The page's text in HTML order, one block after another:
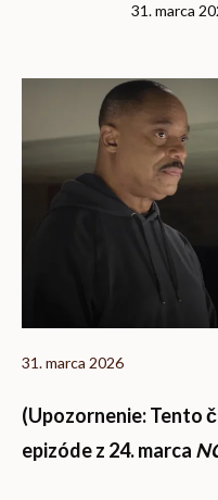
31. marca
31. marca 2026
(Upozornenie: Tento
epizóde z 24. marca